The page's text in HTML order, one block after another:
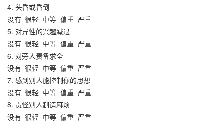
4. 头昏或昏倒
没有 很轻 中等 偏重 严重
5. 对异性的兴趣减退
没有 很轻 中等 偏重 严重
6. 对旁人责备求全
没有 很轻 中等 偏重 严重
7. 感到别人能控制你的思想
没有 很轻 中等 偏重 严重
8. 责怪别人制造麻烦
没有 很轻 中等 偏重 严重